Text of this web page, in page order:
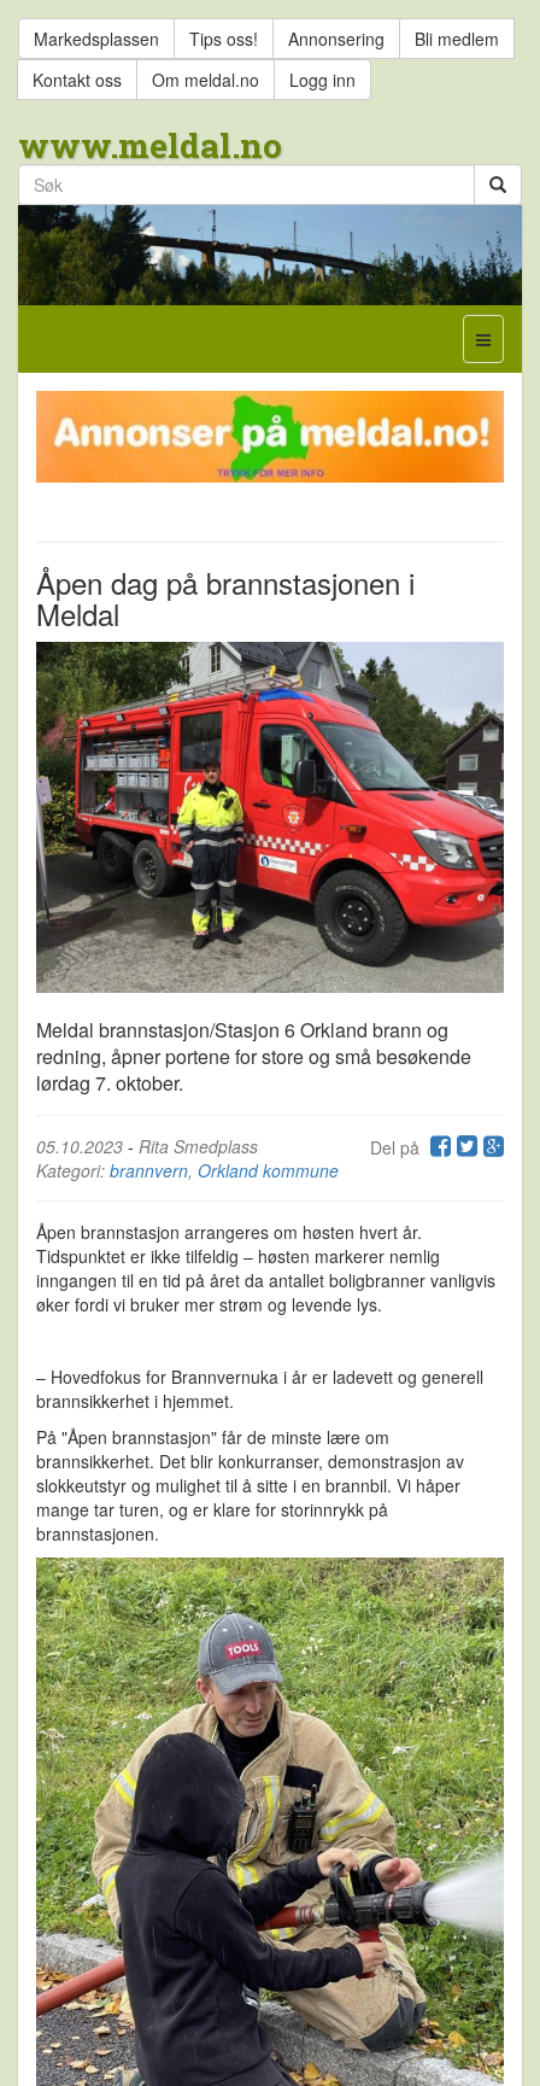
Markedsplassen Tips oss! Annonsering
Bli medlem
Kontakt oss
Om meldal.no Logg inn
www.meldal.no
Åpen dag på brannstasjonen i
Meldal
Meldal brannstasjon/Stasjon 6 Orkland brann og
redning, åpner portene for store og små besøkende
lørdag 7. oktober.
Del på
05.10.2023 - Rita Smedplass
Kategori: brannvern, Orkland kommune
Åpen brannstasjon arrangeres om høsten hvert år.
Tidspunktet er ikke tilfeldig – høsten markerer nemlig
inngangen til en tid på året da antallet boligbranner vanligvis
øker fordi vi bruker mer strøm og levende lys.
– Hovedfokus for Brannvernuka i år er ladevett og generell
brannsikkerhet i hjemmet.
På "Åpen brannstasjon" får de minste lære om
brannsikkerhet. Det blir konkurranser, demonstrasjon av
slokkeutstyr og mulighet til å sitte i en brannbil. Vi håper
mange tar turen, og er klare for storinnrykk på
brannstasjonen.